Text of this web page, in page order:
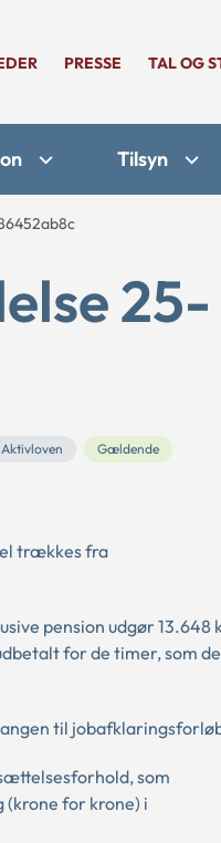
PRESSE TAL OG
Tilsyn
25-
Aktivloven Gældende
trækkes fra
pension udgør 13.648
for de timer, som
til
som
(krone for krone) i